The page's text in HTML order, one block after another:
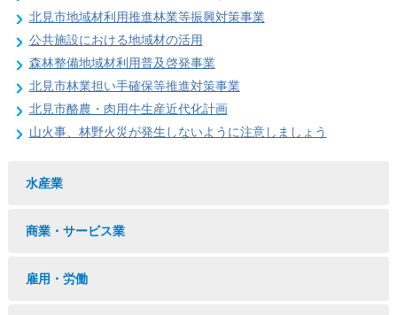
北見市地域材利用推進林業等振興対策事業
公共施設における地域材の活用
森林整備地域材利用普及啓発事業
北見市林業担い手確保等推進対策事業
北見市酪農・肉用牛生産近代化計画
山火事、林野火災が発生しないように注意しましょう
水産業
商業・サービス業
雇用・労働